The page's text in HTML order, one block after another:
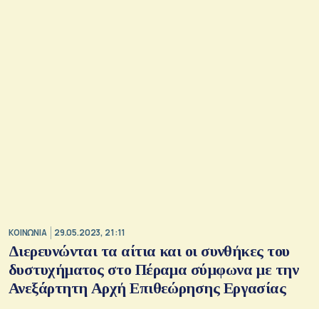
ΚΟΙΝΩΝΙΑ 29.05.2023, 21:11
Διερευνώνται τα αίτια και οι συνθήκες του
δυστυχήματος στο Πέραμα σύμφωνα με την
Ανεξάρτητη Αρχή Επιθεώρησης Εργασίας